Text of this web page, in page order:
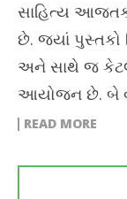
સાહિત્ય
છે. જ્યાં પુસ્તકો
અને સાથે જ
આયોજન છે. બે
READ MORE